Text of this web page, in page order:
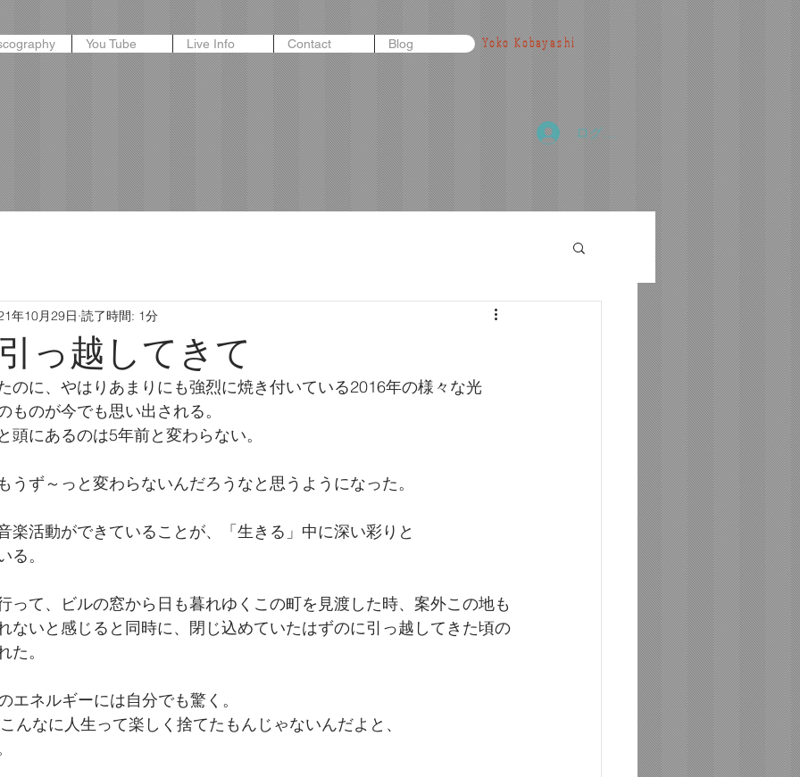
You Tube Live Info Contact Blog Yoko Kobayashi
ログイン
っ越してきて
年10月29日 読了時間: 1分
のに、やはりあまりにも強烈に焼き付いている2016年の様々な光
ものが今でも思い出される。
頭にあるのは5年前と変わらない。
うず～っと変わらないんだろうなと思うようになった。
楽活動ができていることが、「生きる」中に深い彩りと
。
って、ビルの窓から日も暮れゆくこの町を見渡した時、案外この地も
ないと感じると同時に、閉じ込めていたはずのに引っ越してきた頃の
。
エネルギーには自分でも驚く。
んなに人生って楽しく捨てたもんじゃないんだよと、